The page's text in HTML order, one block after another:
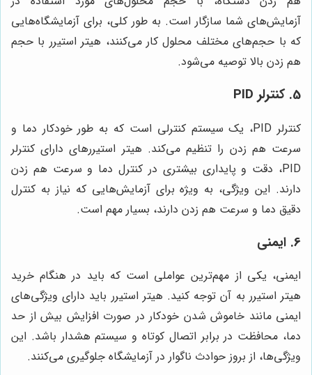
آزمایش‌های شما سازگار است. به طور کلی، برای آزمایشگاه‌هایی
که با حجم‌های مختلف محلول کار می‌کنند، هیتر استیرر با حجم
هم زدن بالا توصیه می‌شود.
5. کنترلر PID
کنترلر PID، یک سیستم کنترلی است که به طور خودکار دما و
سرعت هم زدن را تنظیم می‌کند. هیتر استیررهای دارای کنترلر
PID، دقت و پایداری بیشتری در کنترل دما و سرعت هم زدن
دارند. این ویژگی، به ویژه برای آزمایش‌هایی که نیاز به کنترل
دقیق دما و سرعت هم زدن دارند، بسیار مهم است.
6. ایمنی
ایمنی، یکی از مهم‌ترین عواملی است که باید در هنگام خرید
هیتر استیرر به آن توجه کنید. هیتر استیرر باید دارای ویژگی‌های
ایمنی مانند خاموش شدن خودکار در صورت افزایش بیش از حد
دما، محافظت در برابر اتصال کوتاه و سیستم هشدار باشد. این
ویژگی‌ها، از بروز حوادث ناگوار در آزمایشگاه جلوگیری می‌کنند.